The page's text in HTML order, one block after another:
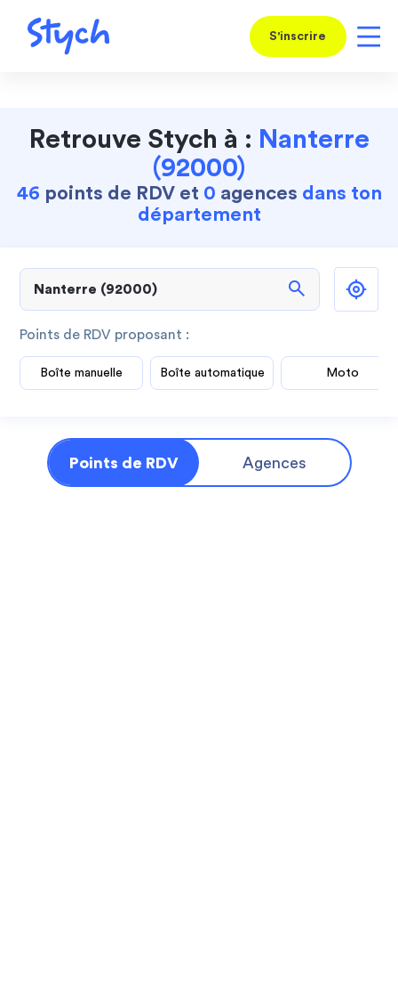
S'inscrire
Retrouve Stych à : Nanterre
(92000)
46 points de RDV et 0 agences dans ton
département
search
Points de RDV proposant :
Boîte manuelle Boîte automatique Moto
Points de RDV Agences